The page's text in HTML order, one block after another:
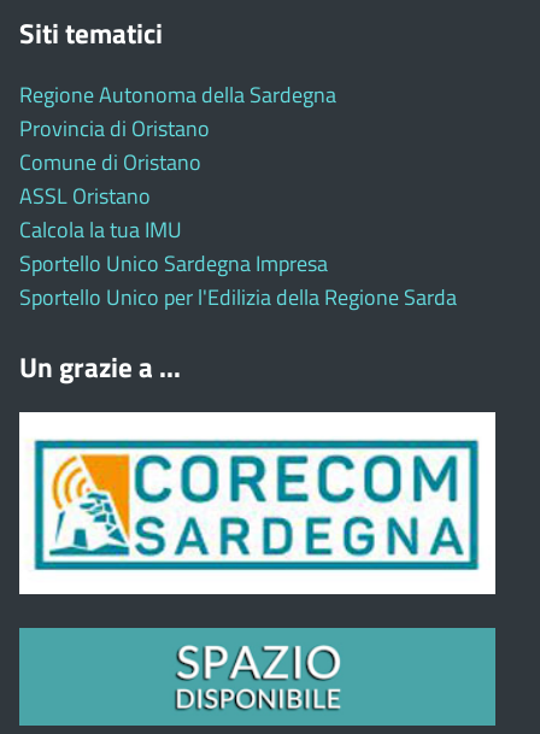
Siti tematici
Regione Autonoma della Sardegna
Provincia di Oristano
Comune di Oristano
ASSL Oristano
Calcola la tua IMU
Sportello Unico Sardegna Impresa
Sportello Unico per l'Edilizia della Regione Sarda
Un grazie a ...